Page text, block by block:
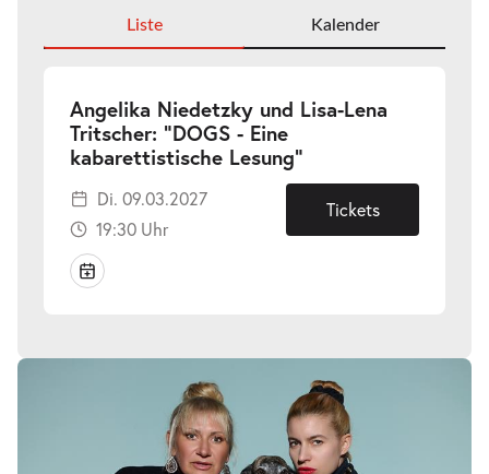
Liste Kalender
Angelika Niedetzky und Lisa-Lena
Tritscher: "DOGS - Eine
kabarettistische Lesung"
Di.
09.03.2027
Di. 09.03.2027
19:30 Uhr
Tickets